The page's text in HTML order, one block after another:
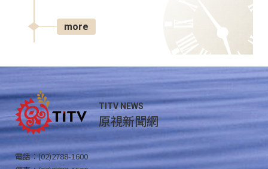
more
TITV NEWS
原視新聞網
電話：(02)2788-1600